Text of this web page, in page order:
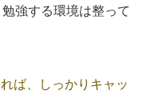
強する環境は整って
ば、しっかりキャッ